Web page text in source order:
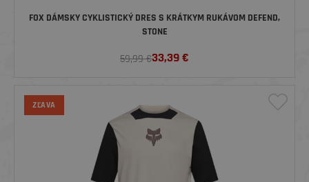
FOX DÁMSKY CYKLISTICKÝ DRES S KRÁTKYM RUKÁVOM DEFEND,
STONE
59,99 €33,39€
ZĽAVA